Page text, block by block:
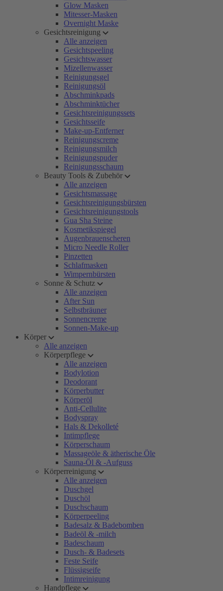
Glow Masken
Mitesser-Masken
Overnight Maske
Gesichtsreinigung
Alle anzeigen
Gesichtspeeling
Gesichtswasser
Mizellenwasser
Reinigungsgel
Reinigungsöl
Abschminkpads
Abschminktücher
Gesichtsreinigungssets
Gesichtsseife
Make-up-Entferner
Reinigungscreme
Reinigungsmilch
Reinigungspuder
Reinigungsschaum
Beauty Tools & Zubehör
Alle anzeigen
Gesichtsmassage
Gesichtsreinigungsbürsten
Gesichtsreinigungstools
Gua Sha Steine
Kosmetikspiegel
Augenbrauenscheren
Micro Needle Roller
Pinzetten
Schlafmasken
Wimpernbürsten
Sonne & Schutz
Alle anzeigen
After Sun
Selbstbräuner
Sonnencreme
Sonnen-Make-up
Körper
Alle anzeigen
Körperpflege
Alle anzeigen
Bodylotion
Deodorant
Körperbutter
Körperöl
Anti-Cellulite
Bodyspray
Hals & Dekolleté
Intimpflege
Körperschaum
Massageöle & ätherische Öle
Sauna-Öl & -Aufguss
Körperreinigung
Alle anzeigen
Duschgel
Duschöl
Duschschaum
Körperpeeling
Badesalz & Badebomben
Badeöl & -milch
Badeschaum
Dusch- & Badesets
Feste Seife
Flüssigseife
Intimreinigung
Handpflege